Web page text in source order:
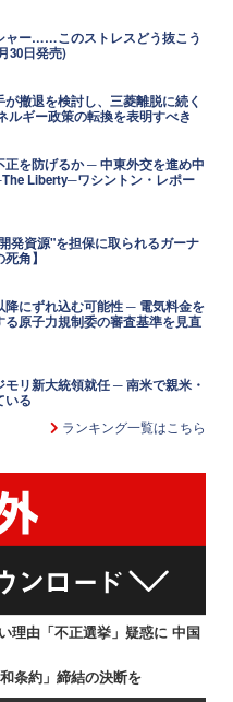
ャー……このストレスどう抜こう
30日発売)
撤退を検討し、三菱離脱に続く
ルギー政策の転換を表明すべき
を防げるか ─ 中東外交を進め中
Liberty─ワシントン・レポー
発資源"を担保に取られるガーナ
角】
降にずれ込む可能性 ─ 電気料金を
原子力規制委の審査基準を見直
リ新大統領就任 ─ 南米で親米・
いる
ランキング一覧はこちら
理由「不正選挙」疑惑に 中国
条約」締結の決断を